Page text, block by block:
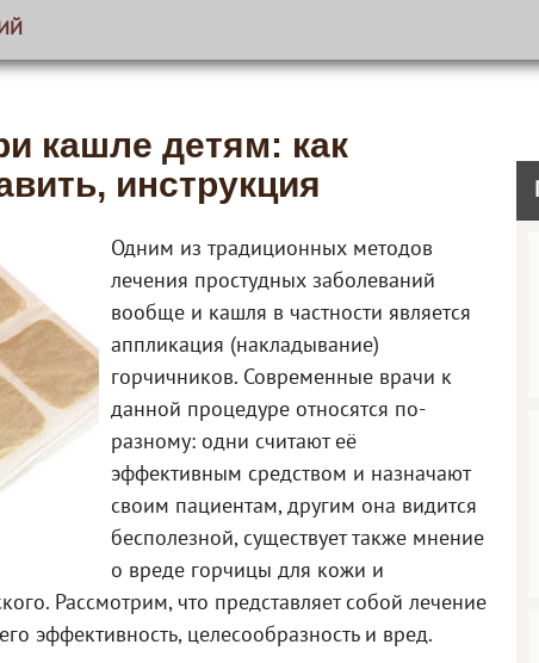
кашле детям: как
инструкция
Одним из традиционных методов
лечения простудных заболеваний
вообще и кашля в частности является
аппликация (накладывание)
горчичников. Современные врачи к
данной процедуре относятся по-
разному: одни считают её
эффективным средством и назначают
своим пациентам, другим она видится
бесполезной, существует также мнение
о вреде горчицы для кожи и
Рассмотрим, что представляет собой лечение
эффективность, целесообразность и вред.